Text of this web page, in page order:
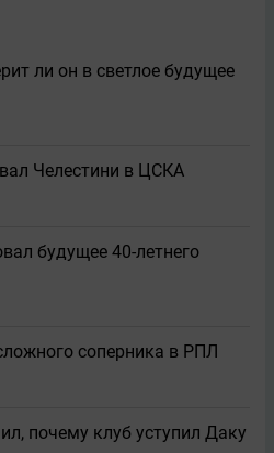
ли он в светлое будущее
Челестини в ЦСКА
будущее 40-летнего
соперника в РПЛ
почему клуб уступил Даку